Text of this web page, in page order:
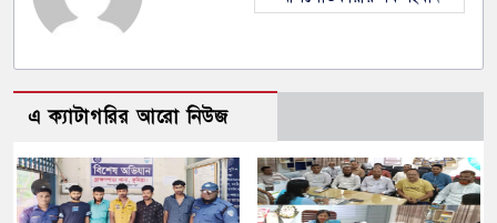
এ ক্যাটাগরির আরো নিউজ